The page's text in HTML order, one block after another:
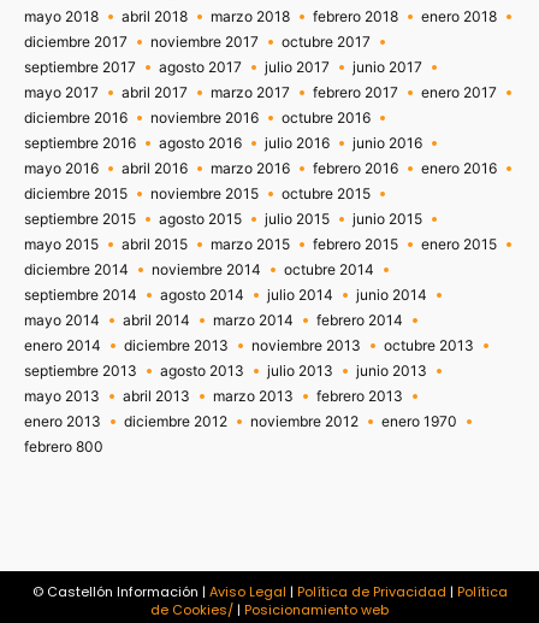
mayo 2018
abril 2018 marzo 2018 febrero 2018
enero 2018
diciembre 2017
noviembre 2017
octubre 2017
septiembre 2017
agosto 2017 julio 2017
junio 2017
mayo 2017
abril 2017 marzo 2017 febrero 2017
enero 2017
diciembre 2016
noviembre 2016
octubre 2016
septiembre 2016
agosto 2016 julio 2016
junio 2016
mayo 2016
abril 2016 marzo 2016 febrero 2016
enero 2016
diciembre 2015
noviembre 2015
octubre 2015
septiembre 2015
agosto 2015 julio 2015
junio 2015
mayo 2015
abril 2015 marzo 2015 febrero 2015
enero 2015
diciembre 2014
noviembre 2014
octubre 2014
septiembre 2014
agosto 2014 julio 2014
junio 2014
mayo 2014
abril 2014 marzo 2014
febrero 2014
enero 2014
diciembre 2013 noviembre 2013
octubre 2013
septiembre 2013
agosto 2013 julio 2013
junio 2013
mayo 2013
abril 2013 marzo 2013
febrero 2013
enero 2013
diciembre 2012 noviembre 2012
enero 1970
febrero 800
© Castellón Información | Aviso Legal | Política de Privacidad | Política
de Cookies/| Posicionamiento web